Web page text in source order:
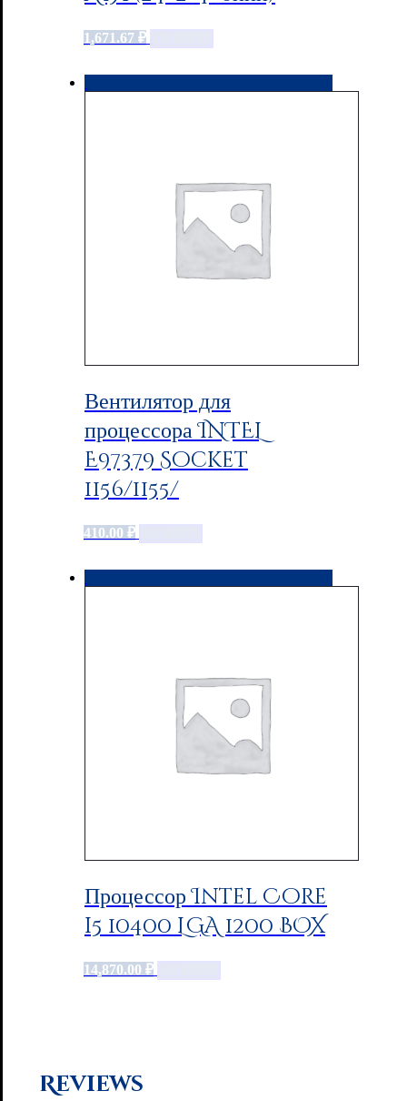
1,671.67 ₽
Вентилятор для
процессора INTEL
E97379 Socket
1156/1155/
410.00 ₽
Процессор Intel Core
i5 10400 LGA 1200 BOX
14,870.00 ₽
Reviews